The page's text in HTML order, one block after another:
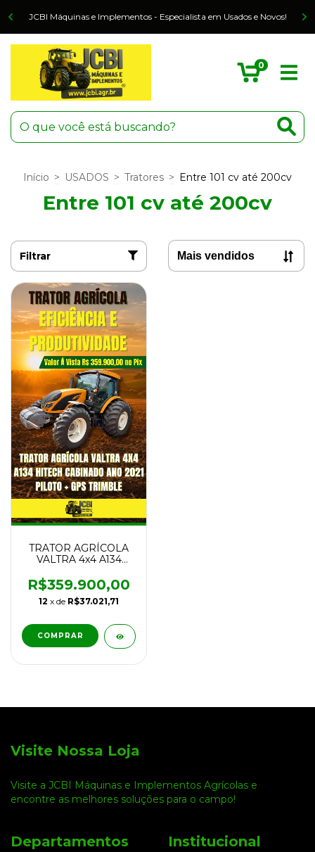
JCBI Máquinas e Implementos - Especialista em Usados e Novos!
0
Início > USADOS > Tratores > Entre 101 cv até 200cv
Entre 101 cv até 200cv
Filtrar
TRATOR AGRÍCOLA
VALTRA 4x4 A134
ANO 2021 PILOTO +
GPS TRIMBLE
R$359.900,00
12 x de R$37.021,71
Visite Nossa Loja
Visite a JCBI Máquinas e Implementos Agrícolas e
encontre as melhores soluções para o campo!
Departamentos Institucional